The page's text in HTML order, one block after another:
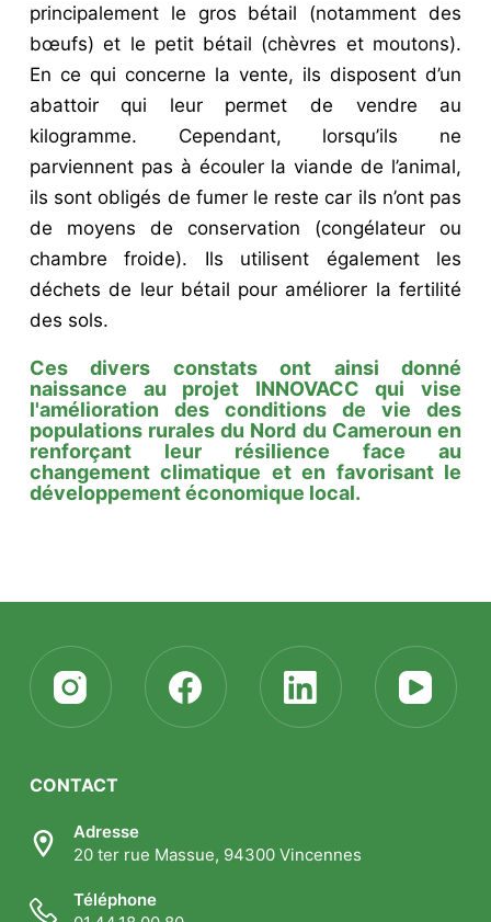
principalement le gros bétail (notamment des
bœufs) et le petit bétail (chèvres et moutons).
En ce qui concerne la vente, ils disposent d’un
abattoir qui leur permet de vendre au
kilogramme. Cependant, lorsqu’ils ne
parviennent pas à écouler la viande de l’animal,
ils sont obligés de fumer le reste car ils n’ont pas
de moyens de conservation (congélateur ou
chambre froide). Ils utilisent également les
déchets de leur bétail pour améliorer la fertilité
des sols.
Ces divers constats ont ainsi donné
naissance au projet INNOVACC qui vise
l'amélioration des conditions de vie des
populations rurales du Nord du Cameroun en
renforçant leur résilience face au
changement climatique et en favorisant le
développement économique local.
CONTACT
Adresse
20 ter rue Massue, 94300 Vincennes
Téléphone